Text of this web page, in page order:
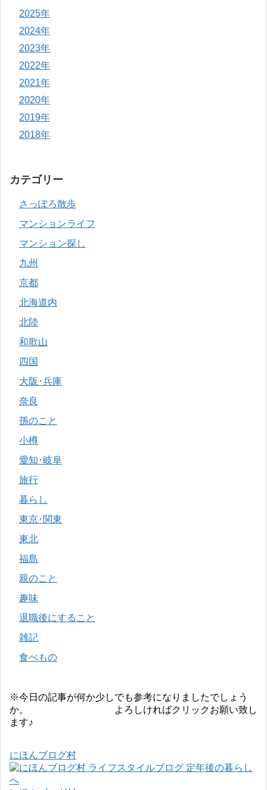
2025年
2024年
2023年
2022年
2021年
2020年
2019年
2018年
カテゴリー
さっぽろ散歩
マンションライフ
マンション探し
九州
京都
北海道内
北陸
和歌山
四国
大阪･兵庫
奈良
孫のこと
小樽
愛知･岐阜
旅行
暮らし
東京･関東
東北
福島
親のこと
趣味
退職後にすること
雑記
食べもの
※今日の記事が何か少しでも参考になりましたでしょう
か。 よろしければクリックお願い致し
ます♪
にほんブログ村